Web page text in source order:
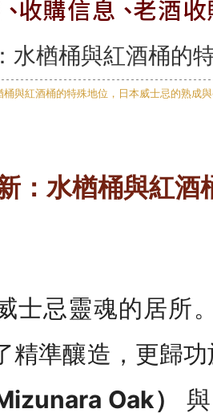
水楢桶與紅酒桶的
：水楢桶與紅酒
士忌靈魂的居所
精準釀造，更歸
Oak）